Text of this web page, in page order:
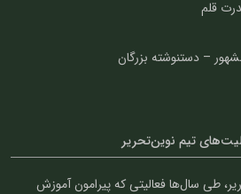
قلم
– دستنوشته بزرگان
تیم نوین‌تحریر
طی سال‌ها فعالیتی که پیرامون آموزش